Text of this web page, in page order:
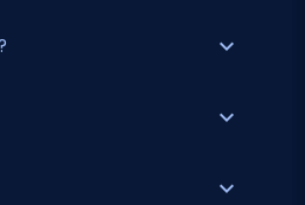
expand_more
expand_more
expand_more